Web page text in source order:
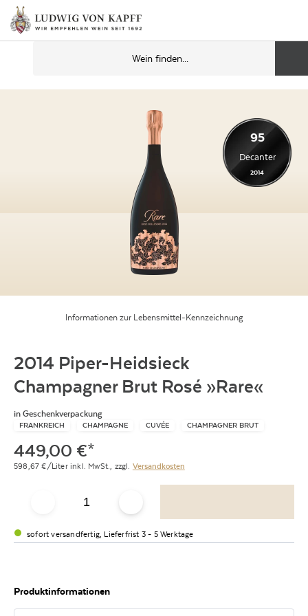
Informationen zur Lebensmittel-Kennzeichnung
95
Decanter
2014
2014 Piper-Heidsieck
Champagner Brut Rosé »Rare«
in Geschenkverpackung
FRANKREICH CHAMPAGNE CUVÉE CHAMPAGNER BRUT
449,00 €*
598,67 €/Liter inkl. MwSt., zzgl. Versandkosten
sofort versandfertig, Lieferfrist 3 - 5 Werktage
Produktinformationen